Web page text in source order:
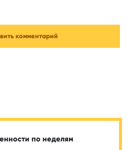
по неделям